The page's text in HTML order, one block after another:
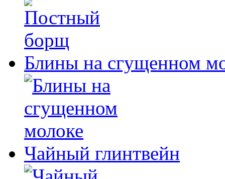
Блины на сгущенном
Чайный глинтвейн